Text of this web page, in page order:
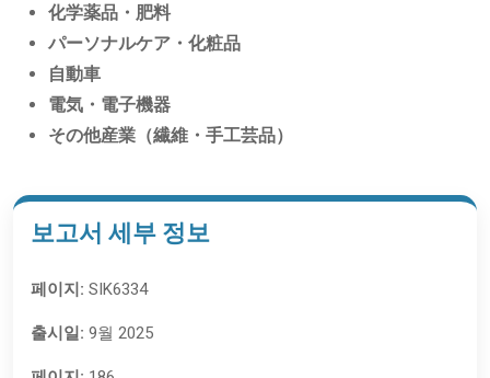
化学薬品・肥料
パーソナルケア・化粧品
自動車
電気・電子機器
その他産業（繊維・手工芸品）
보고서 세부 정보
페이지: SIK6334
출시일: 9월 2025